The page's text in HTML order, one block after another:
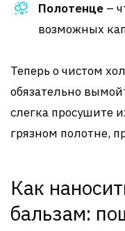
Полотенце –
возможных
Теперь о чистом
обязательно
слегка просушите
грязном полотне,
Как
бальзам: